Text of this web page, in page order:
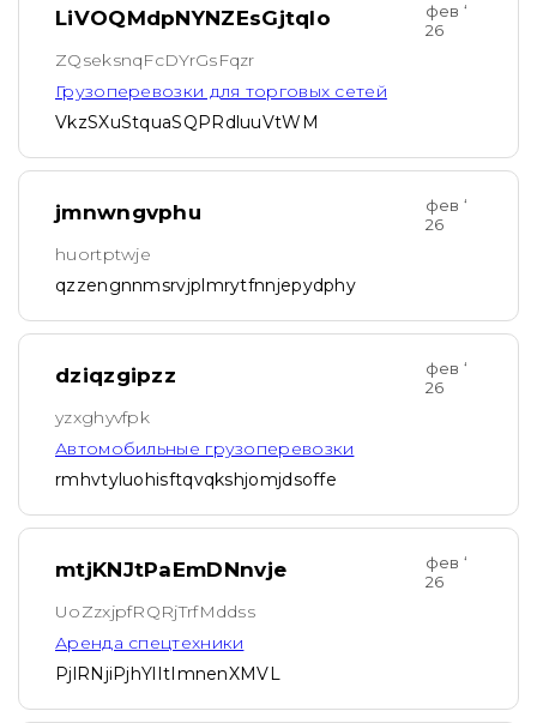
LiVOQMdpNYNZEsGjtqIo
фев ‘
26
ZQseksnqFcDYrGsFqzr
Грузоперевозки для торговых сетей
VkzSXuStquaSQPRdluuVtWM
jmnwngvphu
фев ‘
26
huortptwje
qzzengnnmsrvjplmrytfnnjepydphy
dziqzgipzz
фев ‘
26
yzxghyvfpk
Автомобильные грузоперевозки
rmhvtyluohisftqvqkshjomjdsoffe
mtjKNJtPaEmDNnvje
фев ‘
26
UoZzxjpfRQRjTrfMddss
Аренда спецтехники
PjlRNjiPjhYlItImnenXMVL